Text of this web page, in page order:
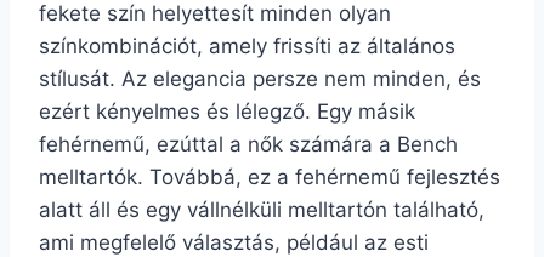
fekete szín helyettesít minden olyan
színkombinációt, amely frissíti az általános
stílusát. Az elegancia persze nem minden, és
ezért kényelmes és lélegző. Egy másik
fehérnemű, ezúttal a nők számára a Bench
melltartók. Továbbá, ez a fehérnemű fejlesztés
alatt áll és egy vállnélküli melltartón található,
ami megfelelő választás, például az esti